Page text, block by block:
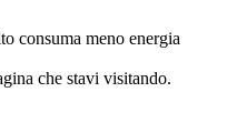
consuma meno energia
che stavi visitando.